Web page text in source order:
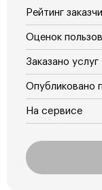
Рейтинг
Оценок
Заказано услуг
Опубликовано
На сервисе